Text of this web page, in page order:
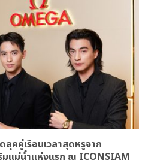
คคู่เรือนเวลาสุดหรูจาก
มแม่น้ำแห่งแรก ณ ICONSIAM